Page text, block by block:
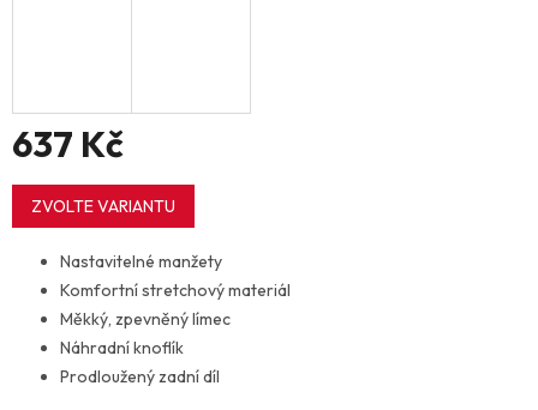
637 Kč
Měrná
cena:
ZVOLTE VARIANTU
Nastavitelné manžety
Komfortní stretchový materiál
Měkký, zpevněný límec
Náhradní knoflík
Prodloužený zadní díl